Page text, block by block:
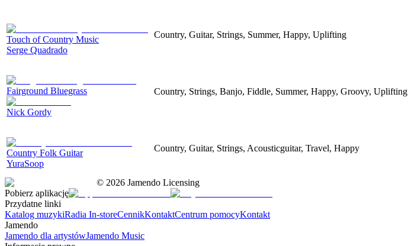
Touch of Country Music
Serge Quadrado
Country, Guitar, Strings, Summer, Happy, Uplifting
Fairground Bluegrass
Nick Gordy
Country, Strings, Banjo, Fiddle, Summer, Happy, Groovy, Uplifting
Country Folk Guitar
YuraSoop
Country, Guitar, Strings, Acousticguitar, Travel, Happy
© 2026 Jamendo Licensing
Pobierz aplikację
Przydatne linki
Katalog muzykiRadia In-storeCennikKontaktCentrum pomocyKontakt
Jamendo
Jamendo dla artystówJamendo Music